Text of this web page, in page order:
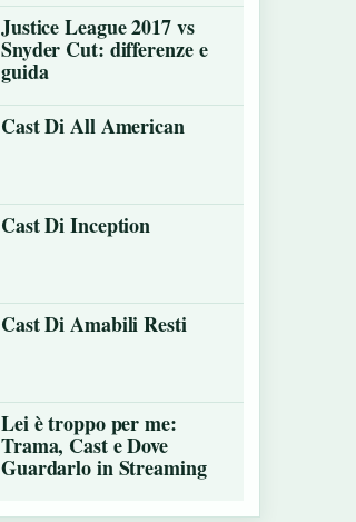
Justice League 2017 vs
Snyder Cut: differenze e
guida
Cast Di All American
Cast Di Inception
Cast Di Amabili Resti
Lei è troppo per me:
Trama, Cast e Dove
Guardarlo in Streaming